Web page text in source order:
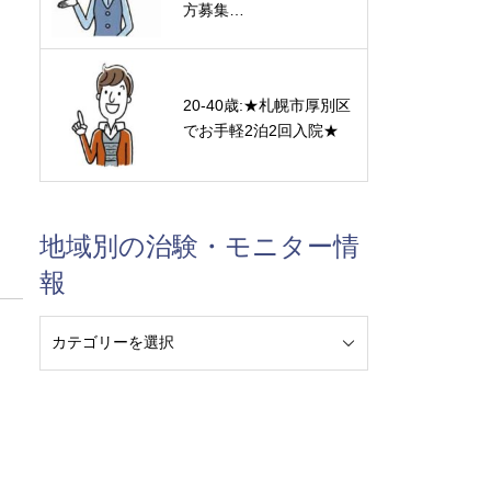
方募集…
20-40歳:★札幌市厚別区
でお手軽2泊2回入院★
地域別の治験・モニター情
報